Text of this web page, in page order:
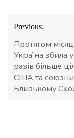
Навігація
записів
Previous:
Протягом
Україна збила
разів більше
США та
Близькому